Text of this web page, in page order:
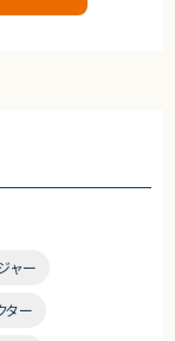
ャー
ター